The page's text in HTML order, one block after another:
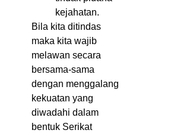
kejahatan.
Bila kita ditindas
maka kita wajib
melawan secara
bersama-sama
dengan menggalang
kekuatan yang
diwadahi dalam
bentuk Serikat